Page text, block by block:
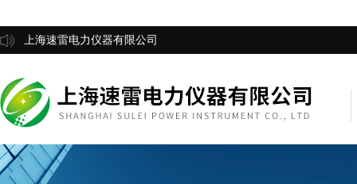
上海速雷电力仪器有限公司